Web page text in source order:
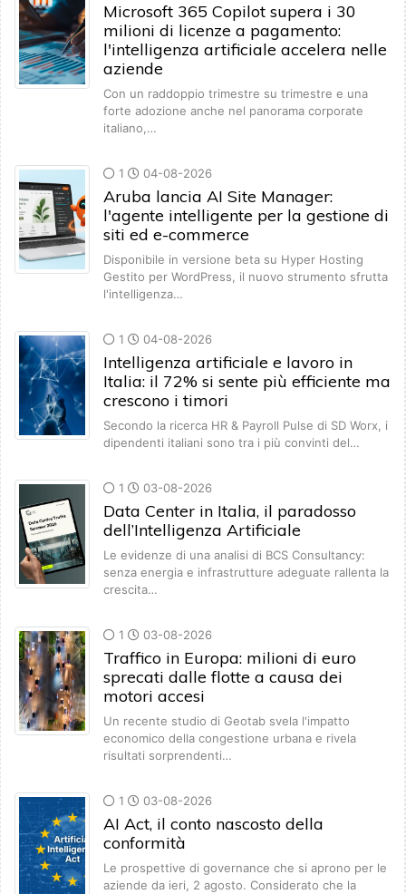
Microsoft 365 Copilot supera i 30
milioni di licenze a pagamento:
l'intelligenza artificiale accelera nelle
aziende
Con un raddoppio trimestre su trimestre e una
forte adozione anche nel panorama corporate
italiano,…
1 04-08-2026
Aruba lancia AI Site Manager:
l'agente intelligente per la gestione di
siti ed e-commerce
Disponibile in versione beta su Hyper Hosting
Gestito per WordPress, il nuovo strumento sfrutta
l'intelligenza…
1 04-08-2026
Intelligenza artificiale e lavoro in
Italia: il 72% si sente più efficiente ma
crescono i timori
Secondo la ricerca HR & Payroll Pulse di SD Worx, i
dipendenti italiani sono tra i più convinti del…
1 03-08-2026
Data Center in Italia, il paradosso
dell’Intelligenza Artificiale
Le evidenze di una analisi di BCS Consultancy:
senza energia e infrastrutture adeguate rallenta la
crescita…
1 03-08-2026
Traffico in Europa: milioni di euro
sprecati dalle flotte a causa dei
motori accesi
Un recente studio di Geotab svela l'impatto
economico della congestione urbana e rivela
risultati sorprendenti…
1 03-08-2026
AI Act, il conto nascosto della
conformità
Le prospettive di governance che si aprono per le
aziende da ieri, 2 agosto. Considerato che la